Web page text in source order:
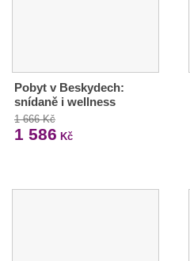
Pobyt v Beskydech:
snídaně i wellness
1 666 Kč
1 586 Kč